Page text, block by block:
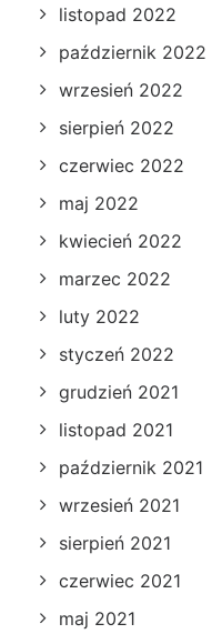
listopad 2022
październik 2022
wrzesień 2022
sierpień 2022
czerwiec 2022
maj 2022
kwiecień 2022
marzec 2022
luty 2022
styczeń 2022
grudzień 2021
listopad 2021
październik 2021
wrzesień 2021
sierpień 2021
czerwiec 2021
maj 2021